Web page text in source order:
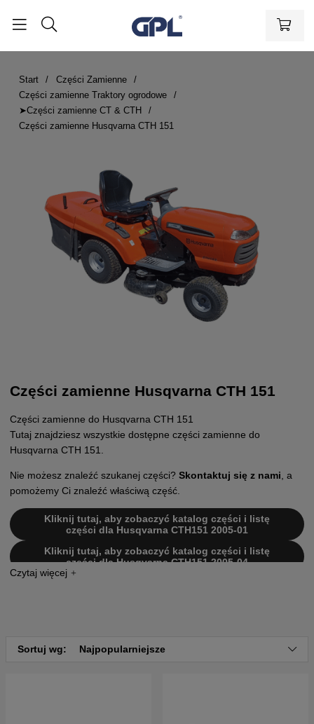
Start
Części Zamienne
Części zamienne Traktory ogrodowe
➤Części zamienne CT & CTH
Części zamienne Husqvarna CTH 151
Części zamienne Husqvarna CTH 151
Części zamienne do Husqvarna CTH 151
Tutaj znajdziesz wszystkie dostępne części zamienne do
Husqvarna CTH 151.
Nie możesz znaleźć szukanej części? Skontaktuj się z nami , a
pomożemy Ci znaleźć właściwą część.
Kliknij tutaj, aby zobaczyć katalog części i listę
części dla Husqvarna CTH151 2005-01
Kliknij tutaj, aby zobaczyć katalog części i listę
części dla Husqvarna CTH151 2005-04
Kliknij tutaj, aby zobaczyć katalog części i listę
Sortuj wg: Najpopularniejsze